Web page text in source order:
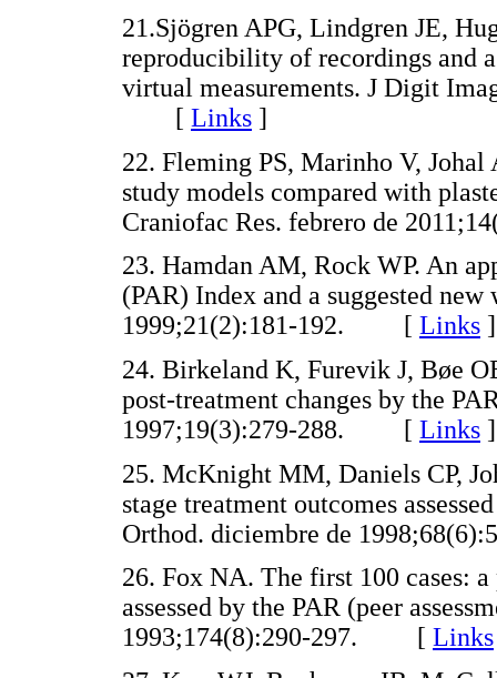
21.Sjögren APG, Lindgren JE,
reproducibility of recordings and
virtual measurements. J Digit
[ Links ]
22. Fleming PS, Marinho V,
study models compared with
Craniofac Res. febrero de
23. Hamdan AM, Rock WP. An
(PAR) Index and a suggested
1999;21(2):181-192. [ Links ]
24. Birkeland K, Furevik J, Bøe
post-treatment changes by the
1997;19(3):279-288. [ Links ]
25. McKnight MM, Daniels CP,
stage treatment outcomes
Orthod. diciembre de
26. Fox NA. The first 100 cases:
assessed by the PAR (peer
1993;174(8):290-297. [ Links